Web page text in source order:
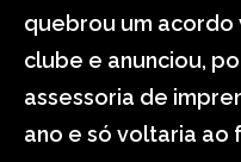
quebrou um acordo
clube e anunciou,
assessoria de
ano e só voltaria ao